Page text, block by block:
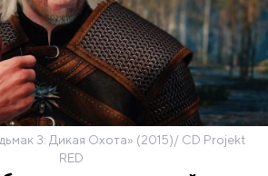
3: Дикая Охота» (2015)/ CD Projekt
RED